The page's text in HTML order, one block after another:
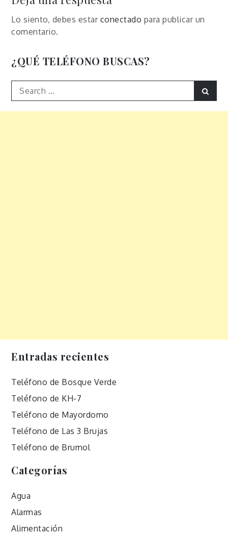
Lo siento, debes estar conectado para publicar un
comentario.
¿QUÉ TELÉFONO BUSCAS?
Search
for:
Entradas recientes
Teléfono de Bosque Verde
Teléfono de KH-7
Teléfono de Mayordomo
Teléfono de Las 3 Brujas
Teléfono de Brumol
Categorías
Agua
Alarmas
Alimentación